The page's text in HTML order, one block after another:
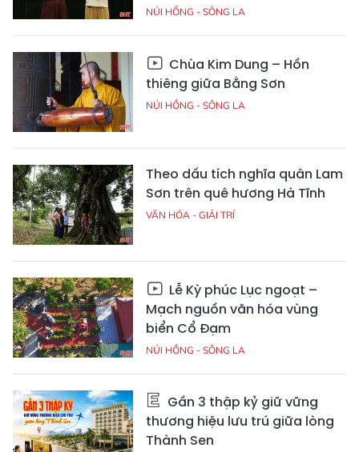
NÚI HỒNG - SÔNG LA
Chùa Kim Dung – Hồn
thiêng giữa Bằng Sơn
NÚI HỒNG - SÔNG LA
Theo dấu tích nghĩa quân Lam
Sơn trên quê hương Hà Tĩnh
VĂN HÓA - GIẢI TRÍ
Lễ Kỳ phúc Lục ngoạt –
Mạch nguồn văn hóa vùng
biển Cổ Đạm
NÚI HỒNG - SÔNG LA
Gần 3 thập kỷ giữ vững
thương hiệu lưu trú giữa lòng
Thành Sen